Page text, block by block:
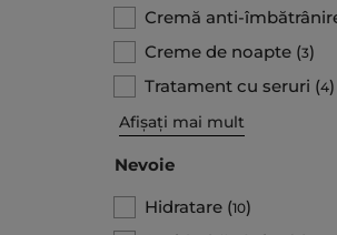
Cremă anti-
Creme de noapte (3)
Tratament cu seruri (4)
Afișați mai mult
Nevoie
Hidratare (10)